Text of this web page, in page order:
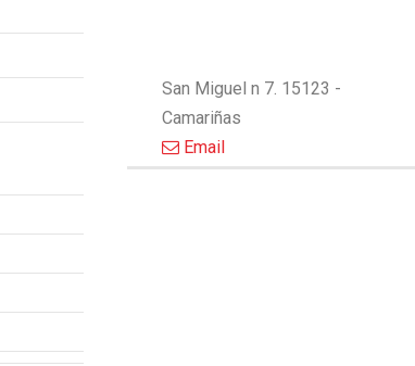
San Miguel n 7. 15123 -
Camariñas
Email